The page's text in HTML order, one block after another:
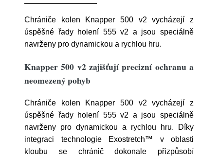
Chrániče kolen Knapper 500 v2 vycházejí z
úspěšné řady holení 555 v2 a jsou speciálně
navrženy pro dynamickou a rychlou hru.
Knapper 500 v2 zajišťují precizní ochranu a
neomezený pohyb
Chrániče kolen Knapper 500 v2 vycházejí z
úspěšné řady holení 555 v2 a jsou speciálně
navrženy pro dynamickou a rychlou hru.
Díky
integraci technologie Exostretch™ v oblasti
kloubu se chránič dokonale přizpůsobí